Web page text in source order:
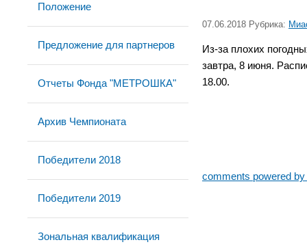
Положение
Предложение для партнеров
Отчеты Фонда "МЕТРОШКА"
Архив Чемпионата
Победители 2018
Победители 2019
Зональная квалификация
07.06.2018 Рубрика:
Из-за плохих
завтра, 8 июня.
18.00.
comments powered